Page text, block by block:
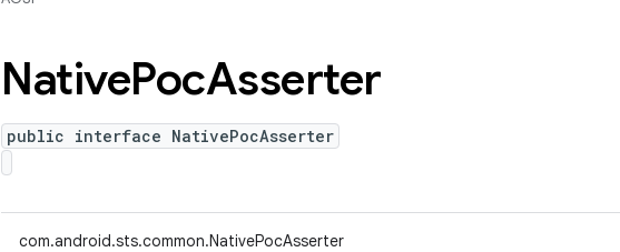
NativePocAsserter
public interface NativePocAsserter
com.android.sts.common.NativePocAsserter